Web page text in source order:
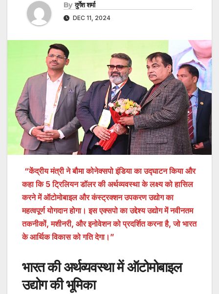
By दुर्गेश शर्मा
DEC 11, 2024
“केंद्रीय मंत्री ने बौमा कोनेक्सपो इंडिया का उद्घाटन किया और
कहा कि 5 ट्रिलियन डॉलर की अर्थव्यवस्था के लक्ष्य को हासिल
करने में ऑटोमोबाइल और कंस्ट्रक्शन उपकरण उद्योग का
महत्वपूर्ण योगदान होगा। इस एक्सपो का उद्देश्य उद्योग में नवीनतम
तकनीकों, मशीनरी, और इनोवेशन को प्रदर्शित करना है, जो भारत
के आर्थिक विकास को गति देगा।”
भारत की अर्थव्यवस्था में ऑटोमोबाइल
उद्योग की भूमिका